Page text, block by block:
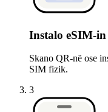
Instalo eSIM-in
Skano QR-në ose
SIM fizik.
3